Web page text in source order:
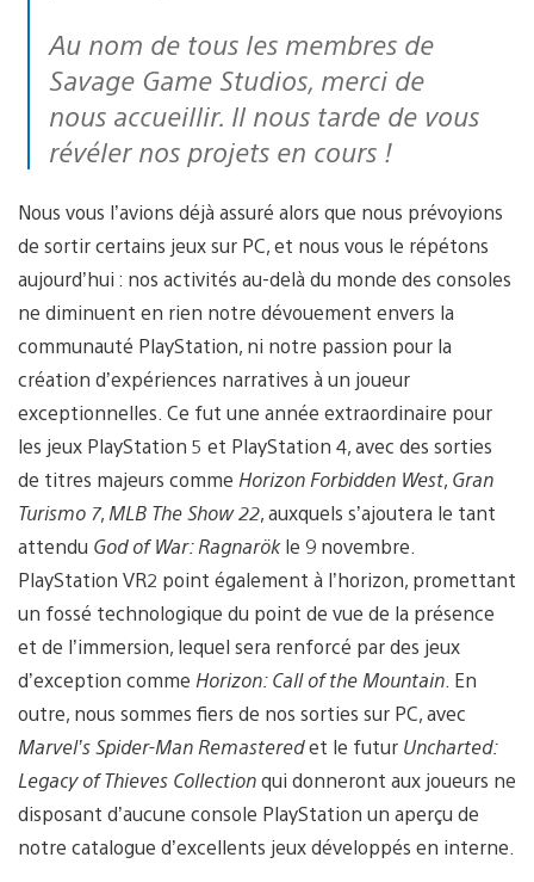
Au nom de tous les membres de
Savage Game Studios, merci de
nous accueillir. Il nous tarde de vous
révéler nos projets en cours !
Nous vous l’avions déjà assuré alors que nous prévoyions
de sortir certains jeux sur PC, et nous vous le répétons
aujourd’hui : nos activités au-delà du monde des consoles
ne diminuent en rien notre dévouement envers la
communauté PlayStation, ni notre passion pour la
création d’expériences narratives à un joueur
exceptionnelles. Ce fut une année extraordinaire pour
les jeux PlayStation 5 et PlayStation 4, avec des sorties
de titres majeurs comme Horizon Forbidden West, Gran
Turismo 7, MLB The Show 22, auxquels s’ajoutera le tant
attendu God of War: Ragnarökle 9 novembre.
PlayStation VR2 point également à l’horizon, promettant
un fossé technologique du point de vue de la présence
et de l’immersion, lequel sera renforcé par des jeux
d’exception comme Horizon: Call of the Mountain . En
outre, nous sommes fiers de nos sorties sur PC, avec
Marvel’s Spider-Man Remasteredet le futur Uncharted:
Legacy of Thieves Collectionqui donneront aux joueurs ne
disposant d’aucune console PlayStation un aperçu de
notre catalogue d’excellents jeux développés en interne.